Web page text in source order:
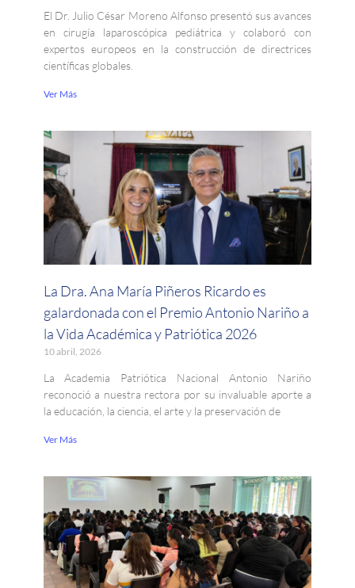
El Dr. Julio César Moreno Alfonso presentó sus avances
en cirugía laparoscópica pediátrica y colaboró con
expertos europeos en la construcción de directrices
científicas globales.
Ver Más
La Dra. Ana María Piñeros Ricardo es
galardonada con el Premio Antonio Nariño a
la Vida Académica y Patriótica 2026
10 abril, 2026
La Academia Patriótica Nacional Antonio Nariño
reconoció a nuestra rectora por su invaluable aporte a
la educación, la ciencia, el arte y la preservación de
Ver Más